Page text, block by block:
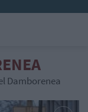
Damborenea